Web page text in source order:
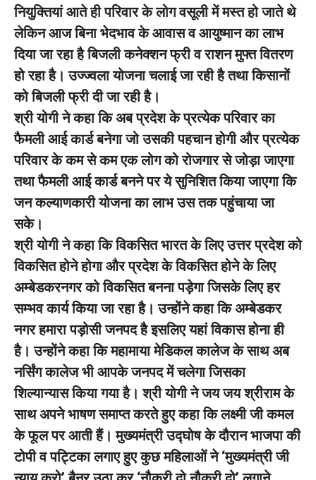
नियुक्तियां आते ही परिवार के लोग वसूली में मस्त हो जाते थे
लेकिन आज बिना भेदभाव के आवास व आयुष्मान का लाभ
दिया जा रहा है बिजली कनेक्शन फ्री व राशन मुफ्त वितरण
हो रहा है। उज्ज्वला योजना चलाई जा रही है तथा किसानों
को बिजली फ्री दी जा रही है।
श्री योगी ने कहा कि अब प्रदेश के प्रत्येक परिवार का
फैमली आई कार्ड बनेगा जो उसकी पहचान होगी और प्रत्येक
परिवार के कम से कम एक लोग को रोजगार से जोड़ा जाएगा
तथा फैमली आई कार्ड बनने पर ये सुनिशित किया जाएगा कि
जन कल्याणकारी योजना का लाभ उस तक पहुंचाया जा
सके।
श्री योगी ने कहा कि विकसित भारत के लिए उत्तर प्रदेश को
विकसित होने होगा और प्रदेश के विकसित होने के लिए
अम्बेडकरनगर को विकसित बनना पड़ेगा जिसके लिए हर
सम्भव कार्य किया जा रहा है। उन्होंने कहा कि अम्बेडकर
नगर हमारा पड़ोसी जनपद है इसलिए यहां विकास होना ही
है। उन्होंने कहा कि महामाया मेडिकल कालेज के साथ अब
नर्सिंग कालेज भी आपके जनपद में चलेगा जिसका
शिल्यान्यास किया गया है। श्री योगी ने जय जय श्रीराम के
साथ अपने भाषण समाप्त करते हुए कहा कि लक्ष्मी जी कमल
के फूल पर आती हैं। मुख्यमंत्री उद्घोष के दौरान भाजपा की
टोपी व पट्टिका लगाए हुए कुछ महिलाओं ने ‘मुख्यमंत्री जी